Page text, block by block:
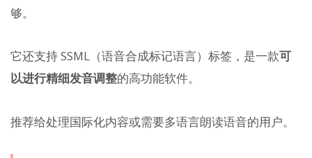
够。
它还支持 SSML（语音合成标记语言）标签，是一款可
以进行精细发音调整的高功能软件。
推荐给处理国际化内容或需要多语言朗读语音的用户。